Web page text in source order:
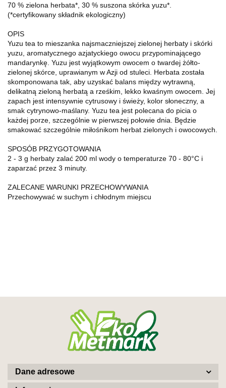
70 % zielona herbata*, 30 % suszona skórka yuzu*.
(*certyfikowany składnik ekologiczny)
OPIS
Yuzu tea to mieszanka najsmaczniejszej zielonej herbaty i skórki
yuzu, aromatycznego azjatyckiego owocu przypominającego
mandarynkę. Yuzu jest wyjątkowym owocem o twardej żółto-
zielonej skórce, uprawianym w Azji od stuleci. Herbata została
skomponowana tak, aby uzyskać balans między wytrawną,
delikatną zieloną herbatą a rześkim, lekko kwaśnym owocem. Jej
zapach jest intensywnie cytrusowy i świeży, kolor słoneczny, a
smak cytrynowo-maślany. Yuzu tea jest polecana do picia o
każdej porze, szczególnie w pierwszej połowie dnia. Będzie
smakować szczególnie miłośnikom herbat zielonych i owocowych.
SPOSÓB PRZYGOTOWANIA
2 - 3 g herbaty zalać 200 ml wody o temperaturze 70 - 80°C i
zaparzać przez 3 minuty.
ZALECANE WARUNKI PRZECHOWYWANIA
Przechowywać w suchym i chłodnym miejscu
Dane adresowe